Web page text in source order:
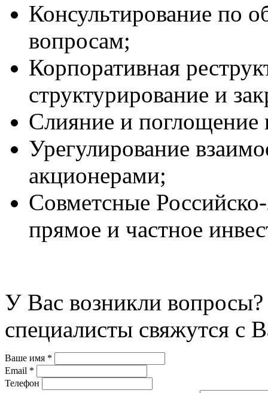
Консультирование по
вопросам;
Корпоративная
структурирование и
Слияние и
Урегулирование
акционерами;
Совметсные
прямое и частное
У Вас возникли
специалисты свяжутся с
Ваше имя *
Email *
Телефон